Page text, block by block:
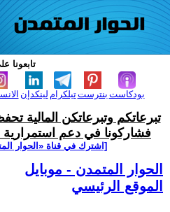
تابعونا
لينكدإن تيلكرامبنترست بودكاست
تبرعاتكم وتبرعاتكن المالية
فشاركونا في دعم استمرارية
[اشترك في قناة ‫«الحوار
الحوار المتمدن - موبايل
الموقع الرئيسي